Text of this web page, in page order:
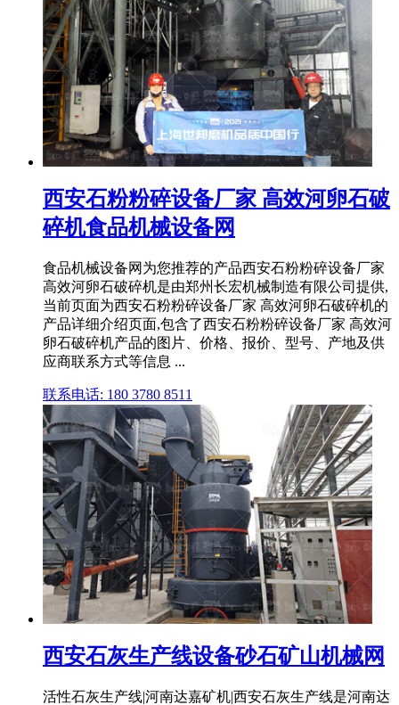
西安石粉粉碎设备厂家 高效河卵石破
碎机食品机械设备网
食品机械设备网为您推荐的产品西安石粉粉碎设备厂家
高效河卵石破碎机是由郑州长宏机械制造有限公司提供,
当前页面为西安石粉粉碎设备厂家 高效河卵石破碎机的
产品详细介绍页面,包含了西安石粉粉碎设备厂家 高效河
卵石破碎机产品的图片、价格、报价、型号、产地及供
应商联系方式等信息 ...
联系电话: 180 3780 8511
西安石灰生产线设备砂石矿山机械网
活性石灰生产线|河南达嘉矿机|西安石灰生产线是河南达